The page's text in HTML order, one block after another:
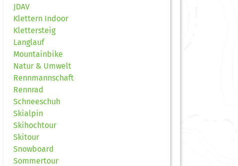
JDAV
Klettern Indoor
Klettersteig
Langlauf
Mountainbike
Natur & Umwelt
Rennmannschaft
Rennrad
Schneeschuh
Skialpin
Skihochtour
Skitour
Snowboard
Sommertour